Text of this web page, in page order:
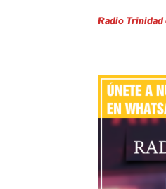
Radio Trinidad